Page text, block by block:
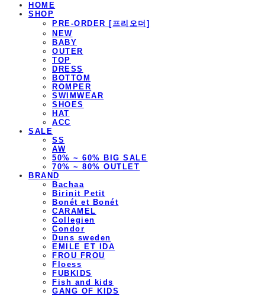
HOME
SHOP
PRE-ORDER [프리오더]
NEW
BABY
OUTER
TOP
DRESS
BOTTOM
ROMPER
SWIMWEAR
SHOES
HAT
ACC
SALE
SS
AW
50% ~ 60% BIG SALE
70% ~ 80% OUTLET
BRAND
Bachaa
Birinit Petit
Bonét et Bonét
CARAMEL
Collegien
Condor
Duns sweden
EMILE ET IDA
FROU FROU
Floess
FUBKIDS
Fish and kids
GANG OF KIDS